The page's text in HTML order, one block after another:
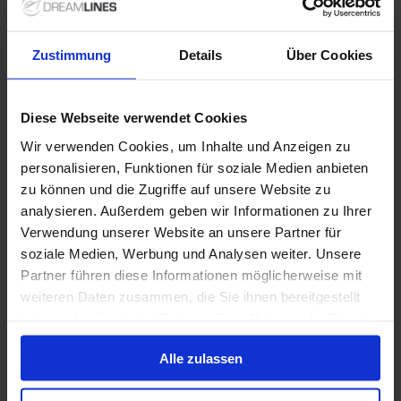
Zustimmung Details Über Cookies
Diese Webseite verwendet Cookies
Wir verwenden Cookies, um Inhalte und Anzeigen zu
personalisieren, Funktionen für soziale Medien anbieten
zu können und die Zugriffe auf unsere Website zu
analysieren. Außerdem geben wir Informationen zu Ihrer
Verwendung unserer Website an unsere Partner für
soziale Medien, Werbung und Analysen weiter. Unsere
Partner führen diese Informationen möglicherweise mit
weiteren Daten zusammen, die Sie ihnen bereitgestellt
gesammelt haben.
Alle zulassen
Bis zu 749 € Bordguthaben
11 Jan. 2027 Nächte Keine alternativen
18.460 €p. P.
Nur Kreuzfahrt
Karibik ab Southampton, Großbritannien auf der
Queen Mary 2
Ab / An Southampton
Queen Mary 2
11 Jan. 2028 35Nächte Keine alternativen